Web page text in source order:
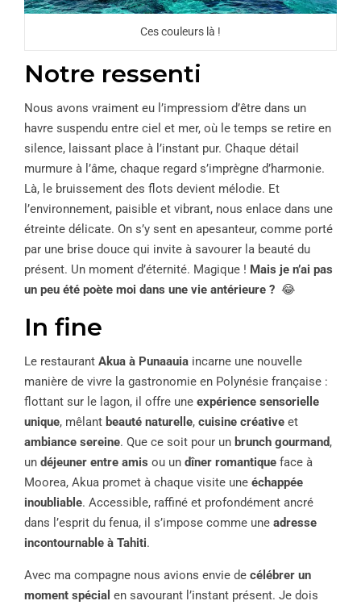
Ces couleurs là !
Notre ressenti
Nous avons vraiment eu l’impressiom d’être dans un
havre suspendu entre ciel et mer, où le temps se retire en
silence, laissant place à l’instant pur. Chaque détail
murmure à l’âme, chaque regard s’imprègne d’harmonie.
Là, le bruissement des flots devient mélodie. Et
l’environnement, paisible et vibrant, nous enlace dans une
étreinte délicate. On s’y sent en apesanteur, comme porté
par une brise douce qui invite à savourer la beauté du
présent. Un moment d’éternité. Magique ! Mais je n’ai pas
un peu été poète moi dans une vie antérieure ? 😂
In fine
Le restaurant Akua à Punaauia incarne une nouvelle
manière de vivre la gastronomie en Polynésie française :
flottant sur le lagon, il offre une expérience sensorielle
unique, mêlant beauté naturelle, cuisine créative et
ambiance sereine. Que ce soit pour un brunch gourmand,
un déjeuner entre amis ou un dîner romantique face à
Moorea, Akua promet à chaque visite une échappée
inoubliable. Accessible, raffiné et profondément ancré
dans l’esprit du fenua, il s’impose comme une adresse
incontournable à Tahiti.
Avec ma compagne nous avions envie de célébrer un
moment spécial en savourant l’instant présent. Je dois